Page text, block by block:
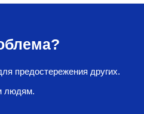
предостережения других.
людям.